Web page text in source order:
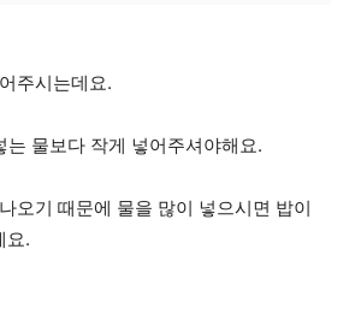
주시는데요.
는 물보다 작게 넣어주셔야해요.
오기 때문에 물을 많이 넣으시면 밥이
요.